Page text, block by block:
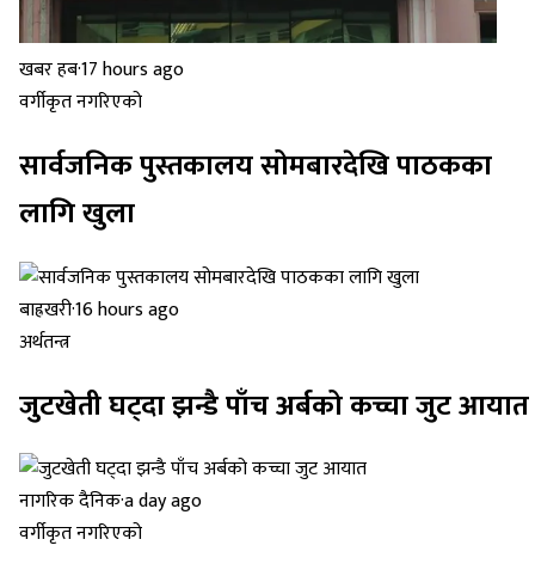
खबर हब·17 hours ago
वर्गीकृत नगरिएको
सार्वजनिक पुस्तकालय सोमबारदेखि पाठकका
लागि खुला
बाह्रखरी·16 hours ago
अर्थतन्त्र
जुटखेती घट्दा झन्डै पाँच अर्बको कच्चा जुट आयात
नागरिक दैनिक·a day ago
वर्गीकृत नगरिएको